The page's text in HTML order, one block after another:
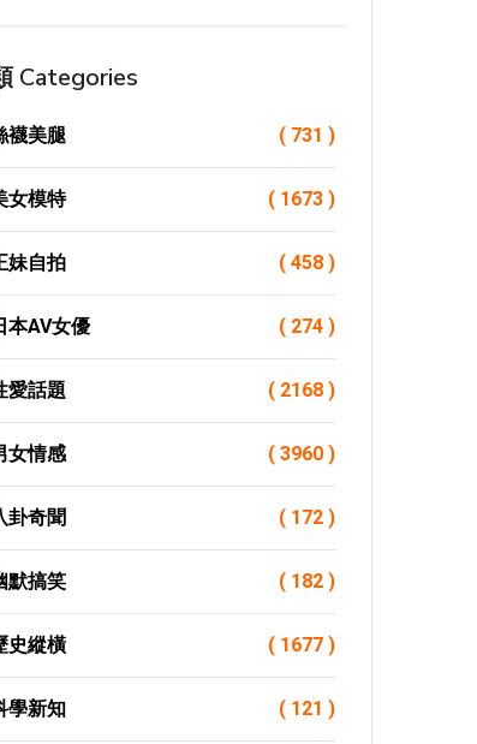
Categories
襪美腿 ( 731 )
女模特 ( 1673 )
妹自拍 ( 458 )
本AV女優 ( 274 )
愛話題 ( 2168 )
女情感 ( 3960 )
卦奇聞 ( 172 )
默搞笑 ( 182 )
史縱橫 ( 1677 )
學新知 ( 121 )